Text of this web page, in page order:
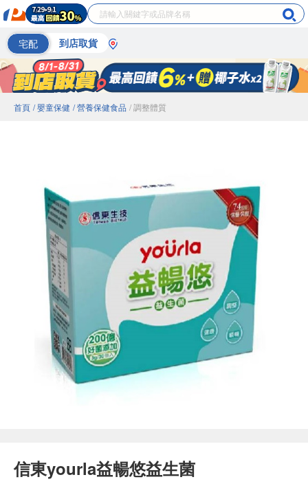
宅配 到店取貨
首頁 / 嬰童保健 / 營養保健食品 / 調整體質
信東yourla益暢悠益生菌